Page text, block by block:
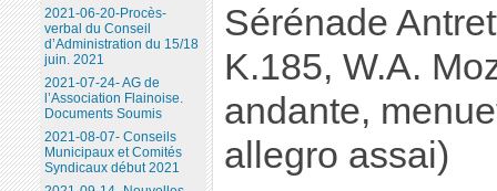
Sérénade
K.185, W.A.
andante,
allegro assai)
2021-06-20-Procès-
verbal du Conseil
d’Administration du 15/18
juin. 2021
2021-07-24- AG de
l’Association Flainoise.
Documents Soumis
2021-08-07- Conseils
Municipaux et Comités
Syndicaux début 2021